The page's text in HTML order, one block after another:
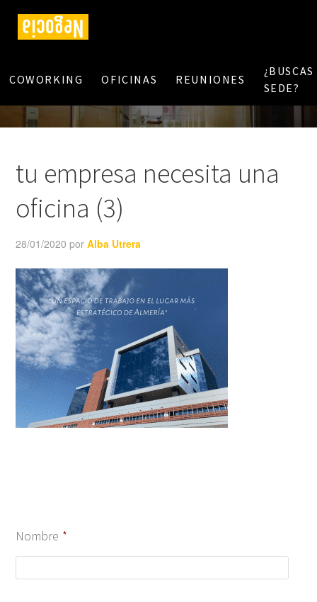
COWORKING OFICINAS REUNIONES
¿BUSCAS
SEDE?
tu empresa necesita una
oficina (3)
28/01/2020 porAlba Utrera
Nombre *